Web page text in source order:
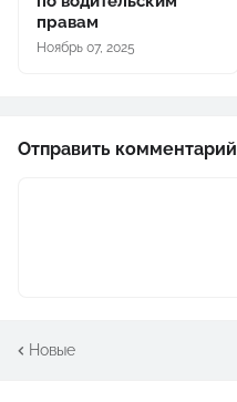
правам
Ноябрь 07, 2025
Отправить комментарий
Новые